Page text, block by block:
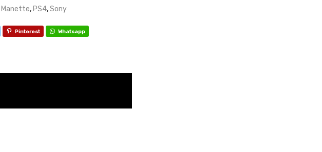
Manette, PS4,Sony
Pinterest Whatsapp